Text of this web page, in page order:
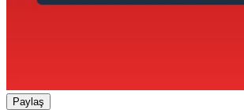
Paylaş